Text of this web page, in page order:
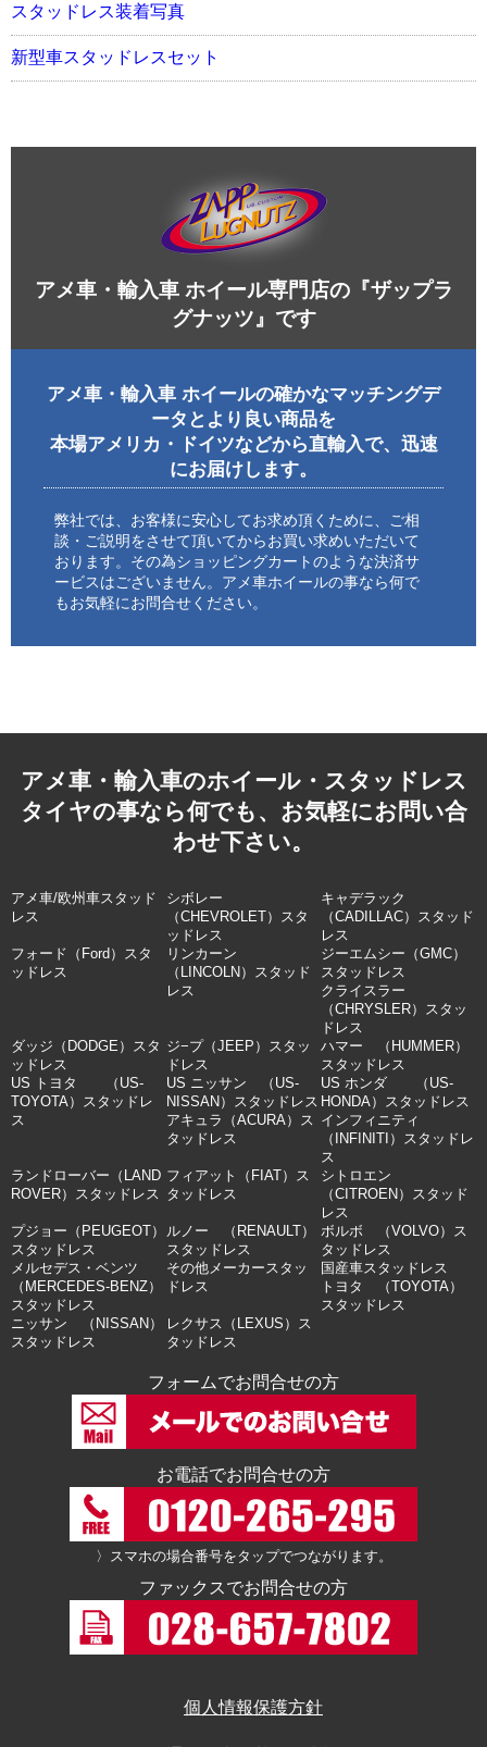
スタッドレス装着写真
新型車スタッドレスセット
アメ車・輸入車 ホイール専門店の『ザップラ
グナッツ』です
アメ車・輸入車 ホイールの確かなマッチングデ
ータとより良い商品を
本場アメリカ・ドイツなどから直輸入で、迅速
にお届けします。
弊社では、お客様に安心してお求め頂くために、ご相
談・ご説明をさせて頂いてからお買い求めいただいて
おります。その為ショッピングカートのような決済サ
ービスはございません。アメ車ホイールの事なら何で
もお気軽にお問合せください。
アメ車・輸入車のホイール・スタッドレス
タイヤの事なら何でも、お気軽にお問い合
わせ下さい。
アメ車/欧州車スタッド
レス
シボレー
（CHEVROLET）スタ
ッドレス
キャデラック
（CADILLAC）スタッド
レス
フォード（Ford）スタ
ッドレス
リンカーン
（LINCOLN）スタッド
レス
ジーエムシー（GMC）
スタッドレス
クライスラー
（CHRYSLER）スタッ
ドレス
ダッジ（DODGE）スタ
ッドレス
ジ−プ（JEEP）スタッ
ドレス
ハマー （HUMMER）
スタッドレス
US トヨタ （US-
TOYOTA）スタッドレ
ス
US ニッサン （US-
NISSAN）スタッドレス
US ホンダ （US-
HONDA）スタッドレス
アキュラ（ACURA）ス
タッドレス
インフィニティ
（INFINITI）スタッドレ
ス
ランドローバー（LAND
ROVER）スタッドレス
フィアット（FIAT）ス
タッドレス
シトロエン
（CITROEN）スタッド
レス
プジョー（PEUGEOT）
スタッドレス
ルノー （RENAULT）
スタッドレス
ボルボ （VOLVO）ス
タッドレス
メルセデス・ベンツ
（MERCEDES-BENZ）
スタッドレス
その他メーカースタッ
ドレス
国産車スタッドレス
トヨタ （TOYOTA）
スタッドレス
ニッサン （NISSAN）
スタッドレス
レクサス（LEXUS）ス
タッドレス
フォームでお問合せの方
お電話でお問合せの方
〉スマホの場合番号をタップでつながります。
ファックスでお問合せの方
個人情報保護方針